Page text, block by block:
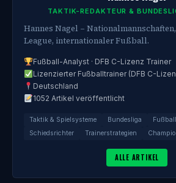
TAKTIK-REDAKTEUR &
Hannes Nagel –
League, internationaler Fußball.
Fußball-Analyst · DFB C-Lizenz Trainer
Lizenzierter Fußballtrainer (DFB C-
Deutschland
1052 Artikel veröffentlicht
Taktik & Spielsysteme Bundesliga
Schiedsrichter
Trainerstrategien
ALLE ARTIKEL